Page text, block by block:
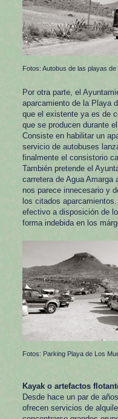
Fotos: Autobus de las playas
Por otra parte, el
aparcamiento de la Playa
que el existente ya es de
que se producen durante
Consiste en habilitar un
servicio de autobuses
finalmente el consistorio
También pretende el
carretera de Agua
nos parece innecesario y
los citados
efectivo a disposición de
forma indebida en los
Fotos: Parking Playa de Los
Kayak o artefactos
Desde hace un par de
ofrecen servicios de